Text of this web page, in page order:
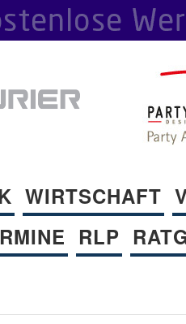
WIRTSCHAFT
RLP